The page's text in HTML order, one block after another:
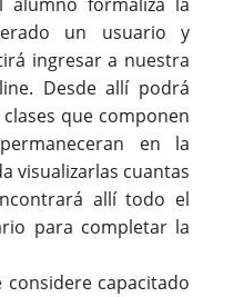
un usuario y
ingresar a nuestra
Desde allí podrá
que componen
en la
visualizarlas cuantas
allí todo el
para completar la
considere capacitado